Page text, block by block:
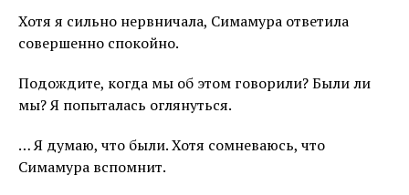
Хотя я сильно нервничала, Симамура ответила
совершенно спокойно.
Подождите, когда мы об этом говорили? Были ли
мы? Я попыталась оглянуться.
… Я думаю, что были. Хотя сомневаюсь, что
Симамура вспомнит.